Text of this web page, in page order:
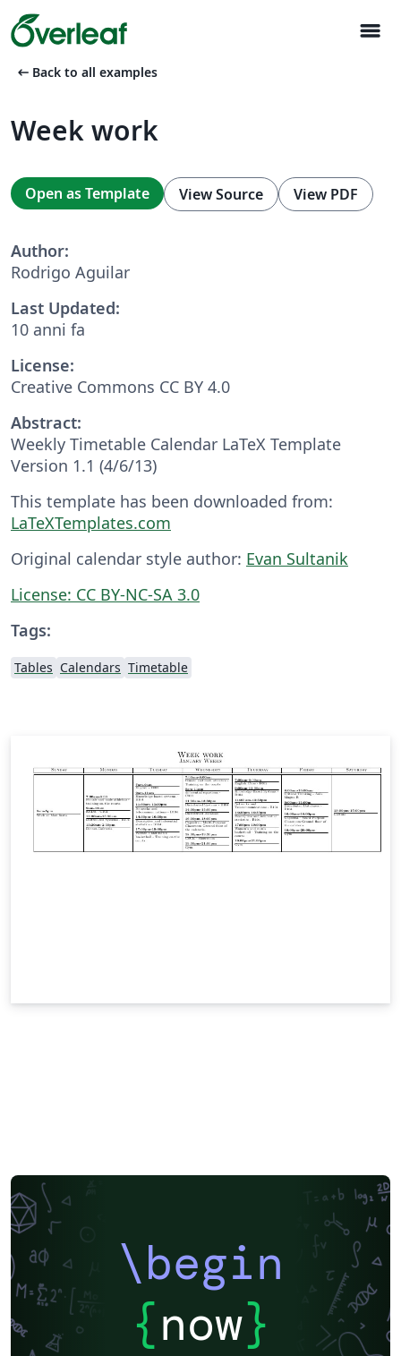
menu
arrow_left_alt Back to all examples
Week work
Open as Template View Source View PDF
Author:
Rodrigo Aguilar
Last Updated:
10 anni fa
License:
Creative Commons CC BY 4.0
Abstract:
Weekly Timetable Calendar LaTeX Template
Version 1.1 (4/6/13)
This template has been downloaded from:
LaTeXTemplates.com
Original calendar style author: Evan Sultanik
License: CC BY-NC-SA 3.0
Tags:
Tables Calendars Timetable
\begin
{now}